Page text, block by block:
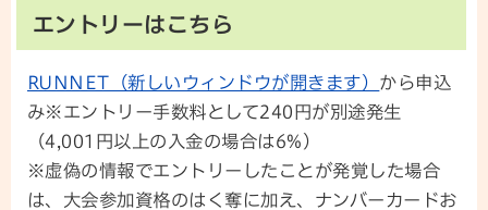
エントリーはこちら
RUNNET（新しいウィンドウが開きます） から申込
み※エントリー手数料として240円が別途発生
（4,001円以上の入金の場合は6%）
※虚偽の情報でエントリーしたことが発覚した場合
は、大会参加資格のはく奪に加え、ナンバーカードお